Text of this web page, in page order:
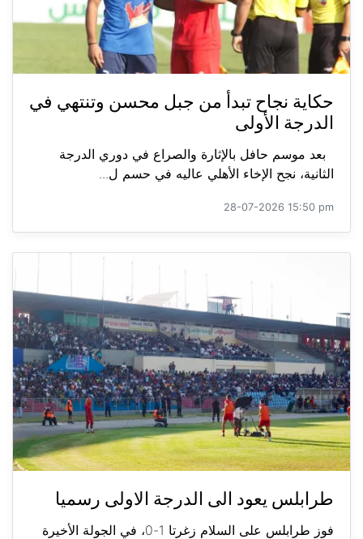
حكاية نجاح تبدأ من جبل محسن وتنتهي في
الدرجة الأولى
بعد موسم حافل بالإثارة والصراع في دوري الدرجة
الثانية، نجح الإخاء الأهلي عاليه في حسم ل...
28-07-2026 15:50 pm
طرابلس يعود الى الدرجة الاولى رسميا
فوز طرابلس على السلام زغرتا 1-0، في الجولة الأخيرة